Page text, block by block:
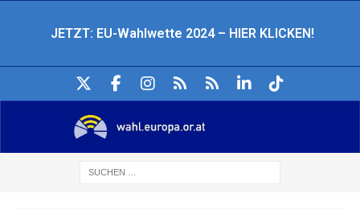
JETZT: EU-Wahlwette 2024 – HIER KLICKEN!